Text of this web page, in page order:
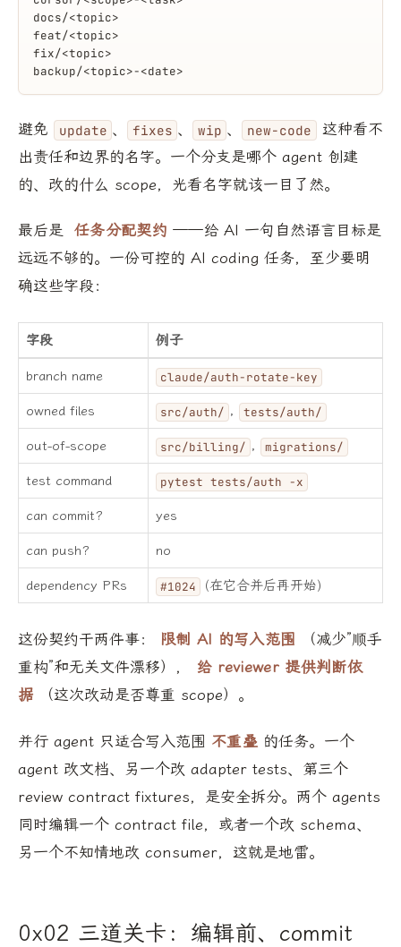
docs/<topic>
feat/<topic>
fix/<topic>
backup/<topic>-<date>
避免 update 、 fixes 、 wip 、 new-code
这种看不
出责任和边界的名字。一个分支是哪个 agent 创建
的、改的什么 scope，光看名字就该一目了然。
最后是 任务分配契约 ——给 AI 一句自然语言目标是
远远不够的。一份可控的 AI coding 任务，至少要明
确这些字段：
字段 例子
branch name claude/auth-rotate-key
owned files src/auth/ , tests/auth/
out-of-scope src/billing/ , migrations/
test command pytest tests/auth -x
can commit? yes
can push? no
dependency PRs #1024 (在它合并后再开始)
这份契约干两件事： 限制 AI 的写入范围
（减少”顺手
重构”和无关文件漂移），
给 reviewer 提供判断依
据
（这次改动是否尊重 scope）。
并行 agent 只适合写入范围 不重叠 的任务。一个
agent 改文档、另一个改 adapter tests、第三个
review contract fixtures，是安全拆分。两个 agents
同时编辑一个 contract file，或者一个改 schema、
另一个不知情地改 consumer，这就是地雷。
0x02 三道关卡：编辑前、commit